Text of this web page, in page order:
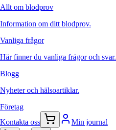
Allt om blodprov
Information om ditt blodprov.
Vanliga frågor
Här finner du vanliga frågor och svar.
Blogg
Nyheter och hälsoartiklar.
Företag
Kontakta oss
Min journal